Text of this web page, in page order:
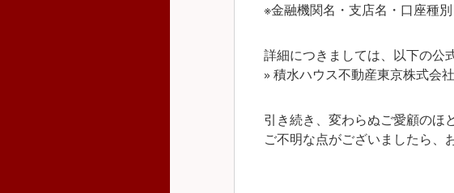
※金融機関名・支店名・口座種
詳細につきましては、以下の公
» 積水ハウス不動産東京株式会
引き続き、変わらぬご愛顧のほ
ご不明な点がございましたら、